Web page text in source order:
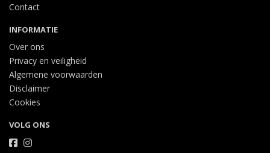
Contact
INFORMATIE
Over ons
Privacy en veiligheid
Algemene voorwaarden
Disclaimer
Cookies
VOLG ONS